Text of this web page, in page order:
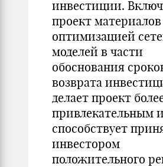
инвестиции.
проект материалов
оптимизацией
моделей в части
обоснования
возврата
делает проект
привлекательным и
способствует
инвестором
положительного